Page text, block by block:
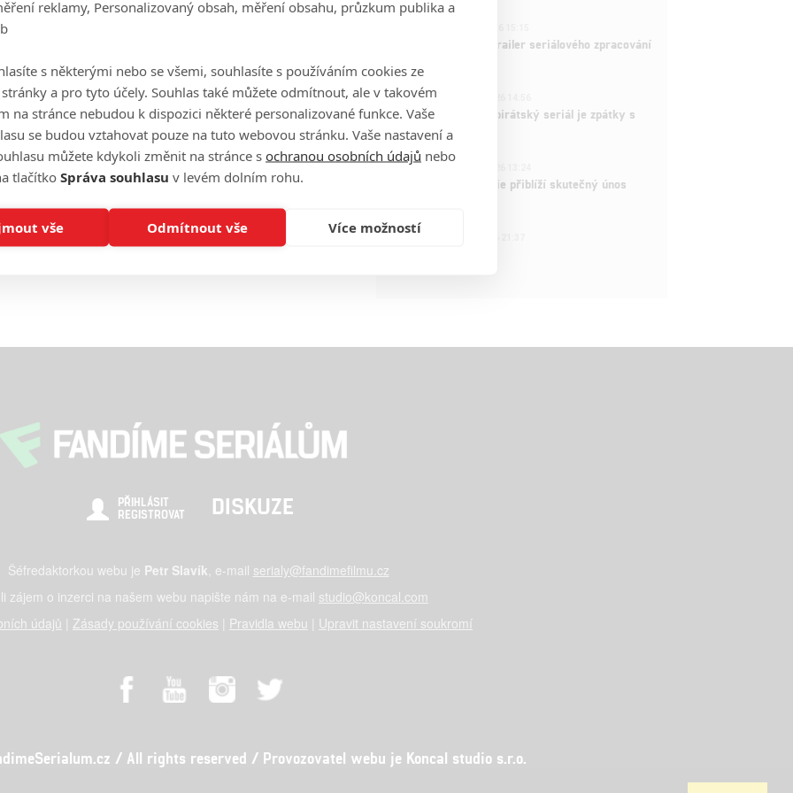
Harry Potter: První trailer seriálového zpracování
3ČLÁNEK | 15.03.2026 14:56
One Piece: Oblíbený pirátský seriál je zpátky s
novými epizodami
2
Nová dramatická série přiblíží skutečný únos
1
PŘIHLÁSIT
REGISTROVAT
DISKUZE
Šéfredaktorkou webu je Petr Slavík, e-mail serialy@fandimefilmu.cz
zájem o inzerci na našem webu napište nám na e-mail studio@koncal.com
údajů
Zásady používání cookies Pravidla webu Upravit nastavení soukromí
/ All rights reserved / Provozovatel webu je Koncal studio s.r.o.
reklamy, Personalizovaný obsah, měření obsahu, průzkum publika a
s některými nebo se všemi, souhlasíte s používáním cookies ze
a pro tyto účely. Souhlas také můžete odmítnout, ale v takovém
na stránce nebudou k dispozici některé personalizované funkce. Vaše
se budou vztahovat pouze na tuto webovou stránku. Vaše nastavení a
můžete kdykoli změnit na stránce s ochranou osobních údajů nebo
tlačítko Správa souhlasu v levém dolním rohu.
vše Odmítnout vše Více možností